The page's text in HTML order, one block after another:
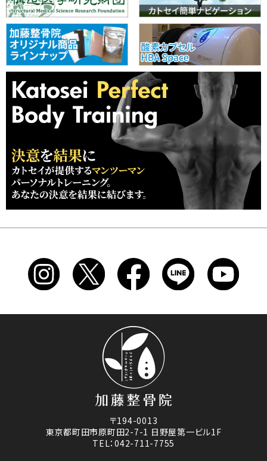
〒194-0013
東京都町田市原町田2-7-1 日野屋第一ビル1F
TEL：042-711-7755